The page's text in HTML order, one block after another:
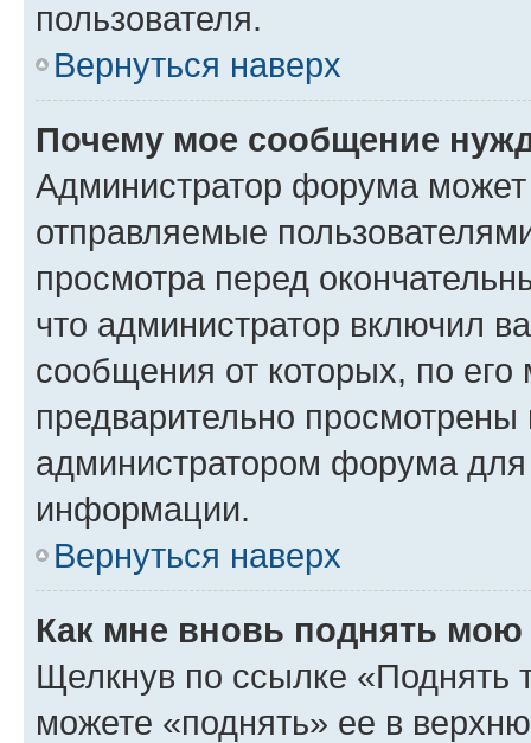
пользователя.
Вернуться наверх
Почему мое сообщение
Администратор форума
отправляемые
просмотра перед
что администратор включил
сообщения от которых, по
предварительно
администратором форума
информации.
Вернуться наверх
Как мне вновь поднять мою
Щелкнув по ссылке «Поднять
можете «поднять» ее в